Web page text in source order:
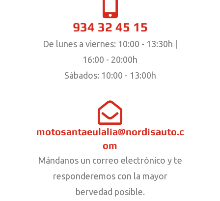
934 32 45 15
De lunes a viernes: 10:00 - 13:30h |
16:00 - 20:00h
Sábados: 10:00 - 13:00h
motosantaeulalia@nordisauto.c
om
Mándanos un correo electrónico y te
responderemos con la mayor
bervedad posible.